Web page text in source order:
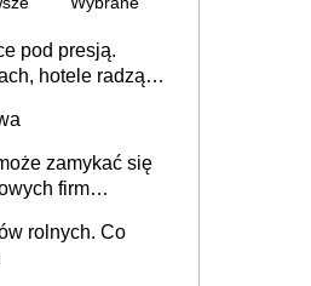
pod presją.
hotele radzą
zamykać się
firm
rolnych. Co